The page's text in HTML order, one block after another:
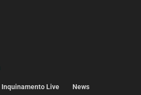
Inquinamento Live
News